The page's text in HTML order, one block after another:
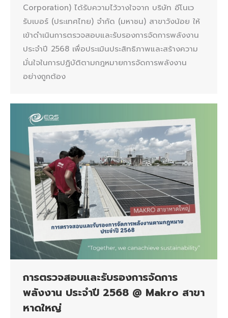
Corporation) ได้รับความไว้วางใจจาก บริษัท อีโนเว
รับเบอร์ (ประเทศไทย) จำกัด (มหาชน) สาขาวังน้อย ให้
เข้าดำเนินการตรวจสอบและรับรองการจัดการพลังงาน
ประจำปี 2568 เพื่อประเมินประสิทธิภาพและสร้างความ
มั่นใจในการปฏิบัติตามกฎหมายการจัดการพลังงาน
อย่างถูกต้อง
การตรวจสอบและรับรองการจัดการ
พลังงาน ประจำปี 2568 @ Makro สาขา
หาดใหญ่